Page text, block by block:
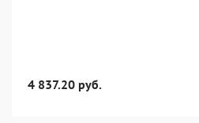
4 837.20 руб.